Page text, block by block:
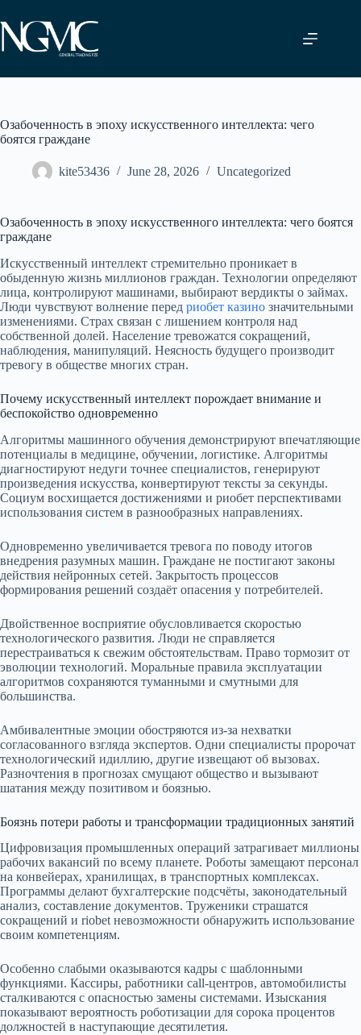
to
content
Озабоченность в эпоху искусственного интеллекта: чего
боятся граждане
kite53436 June 28, 2026 Uncategorized
Озабоченность в эпоху искусственного интеллекта: чего боятся
граждане
Искусственный интеллект стремительно проникает в
обыденную жизнь миллионов граждан. Технологии определяют
лица, контролируют машинами, выбирают вердикты о займах.
Люди чувствуют волнение перед риобет казино значительными
изменениями. Страх связан с лишением контроля над
собственной долей. Население тревожатся сокращений,
наблюдения, манипуляций. Неясность будущего производит
тревогу в обществе многих стран.
Почему искусственный интеллект порождает внимание и
беспокойство одновременно
Алгоритмы машинного обучения демонстрируют впечатляющие
потенциалы в медицине, обучении, логистике. Алгоритмы
диагностируют недуги точнее специалистов, генерируют
произведения искусства, конвертируют тексты за секунды.
Социум восхищается достижениями и риобет перспективами
использования систем в разнообразных направлениях.
Одновременно увеличивается тревога по поводу итогов
внедрения разумных машин. Граждане не постигают законы
действия нейронных сетей. Закрытость процессов
формирования решений создаёт опасения у потребителей.
Двойственное восприятие обусловливается скоростью
технологического развития. Люди не справляется
перестраиваться к свежим обстоятельствам. Право тормозит от
эволюции технологий. Моральные правила эксплуатации
алгоритмов сохраняются туманными и смутными для
большинства.
Амбивалентные эмоции обостряются из-за нехватки
согласованного взгляда экспертов. Одни специалисты пророчат
технологический идиллию, другие извещают об вызовах.
Разночтения в прогнозах смущают общество и вызывают
шатания между позитивом и боязнью.
Боязнь потери работы и трансформации традиционных занятий
Цифровизация промышленных операций затрагивает миллионы
рабочих вакансий по всему планете. Роботы замещают персонал
на конвейерах, хранилищах, в транспортных комплексах.
Программы делают бухгалтерские подсчёты, законодательный
анализ, составление документов. Труженики страшатся
сокращений и riobet невозможности обнаружить использование
своим компетенциям.
Особенно слабыми оказываются кадры с шаблонными
функциями. Кассиры, работники call-центров, автомобилисты
сталкиваются с опасностью замены системами. Изыскания
показывают вероятность роботизации для сорока процентов
должностей в наступающие десятилетия.